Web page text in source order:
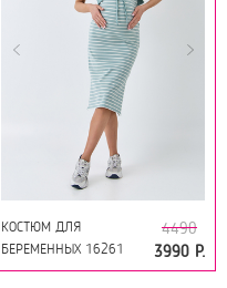
КОСТЮМ ДЛЯ
БЕРЕМЕННЫХ 16261
МЯТА-ТОФУ
4490
3990 Р.